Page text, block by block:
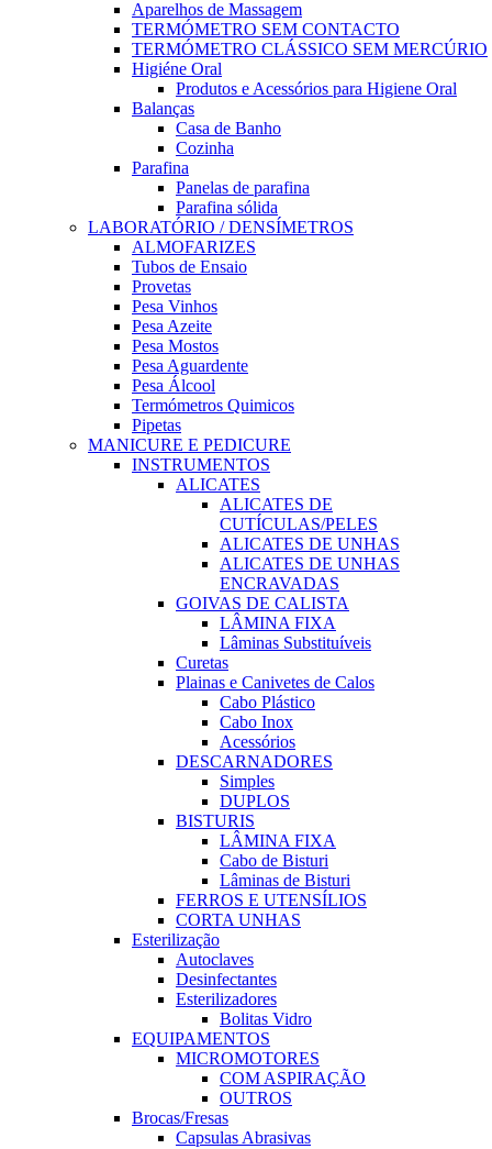
Aparelhos de Massagem
TERMÓMETRO SEM CONTACTO
TERMÓMETRO CLÁSSICO SEM MERCÚRIO
Higiéne Oral
Produtos e Acessórios para Higiene Oral
Balanças
Casa de Banho
Cozinha
Parafina
Panelas de parafina
Parafina sólida
LABORATÓRIO / DENSÍMETROS
ALMOFARIZES
Tubos de Ensaio
Provetas
Pesa Vinhos
Pesa Azeite
Pesa Mostos
Pesa Aguardente
Pesa Álcool
Termómetros Quimicos
Pipetas
MANICURE E PEDICURE
INSTRUMENTOS
ALICATES
ALICATES DE
CUTÍCULAS/PELES
ALICATES DE UNHAS
ALICATES DE UNHAS
ENCRAVADAS
GOIVAS DE CALISTA
LÂMINA FIXA
Lâminas Substituíveis
Curetas
Plainas e Canivetes de Calos
Cabo Plástico
Cabo Inox
Acessórios
DESCARNADORES
Simples
DUPLOS
BISTURIS
LÂMINA FIXA
Cabo de Bisturi
Lâminas de Bisturi
FERROS E UTENSÍLIOS
CORTA UNHAS
Esterilização
Autoclaves
Desinfectantes
Esterilizadores
Bolitas Vidro
EQUIPAMENTOS
MICROMOTORES
COM ASPIRAÇÃO
OUTROS
Brocas/Fresas
Capsulas Abrasivas